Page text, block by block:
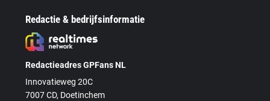
Redactie & bedrijfsinformatie
Redactieadres GPFans NL
Innovatieweg 20C
7007 CD, Doetinchem